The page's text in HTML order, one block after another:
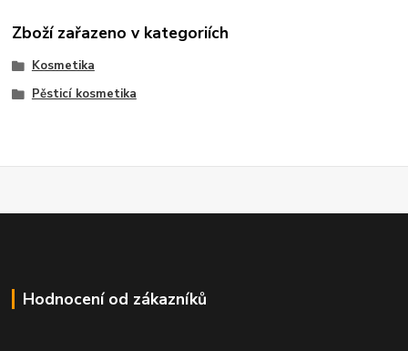
Zboží zařazeno v kategoriích
Kosmetika
Pěsticí kosmetika
Hodnocení od zákazníků